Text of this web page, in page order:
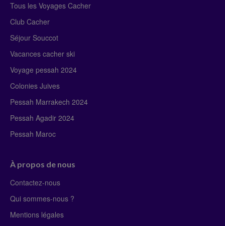
Tous les Voyages Cacher
Club Cacher
Séjour Souccot
Vacances cacher ski
Voyage pessah 2024
Colonies Juives
Pessah Marrakech 2024
Pessah Agadir 2024
Pessah Maroc
À propos de nous
Contactez-nous
Qui sommes-nous ?
Mentions légales